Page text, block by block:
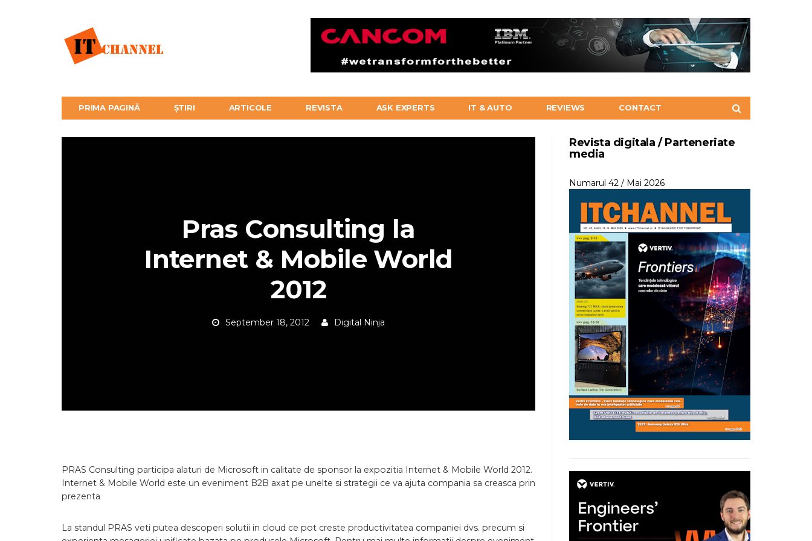
PRIMA PAGINĂ ȘTIRI ARTICOLE REVISTA ASK EXPERTS IT & AUTO REVIEWS CONTACT
Pras Consulting la
Internet & Mobile World
2012
September 18, 2012 Digital Ninja
PRAS Consulting participa alaturi de Microsoft in calitate de sponsor la expozitia Internet & Mobile World 2012.
Internet & Mobile World este un eveniment B2B axat pe unelte si strategii ce va ajuta compania sa creasca prin
prezenta
La standul PRAS veti putea descoperi solutii in cloud ce pot creste productivitatea companiei dvs. precum si
Revista digitala / Parteneriate
media
Numarul 42 / Mai 2026